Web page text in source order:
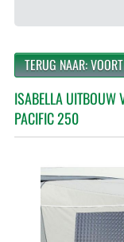
TERUG NAAR:
ISABELLA UITBOUW
PACIFIC 250